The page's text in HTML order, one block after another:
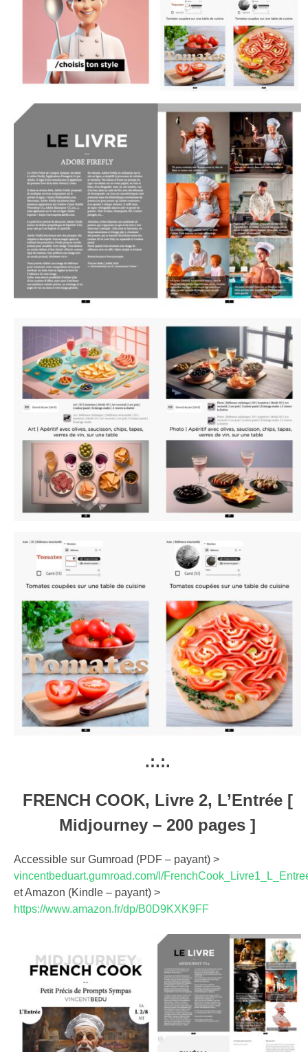
.:.:.
FRENCH COOK, Livre 2, L’Entrée [
Midjourney – 200 pages ]
Accessible sur Gumroad (PDF – payant) >
vincentbeduart.gumroad.com/l/
et Amazon (Kindle – payant) >
https://www.amazon.fr/dp/B0D9KXK9FF